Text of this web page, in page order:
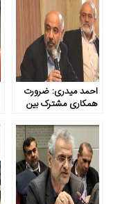
احمد میدری: ضرورت
همکاری مشترک بین
مبارزه با فساد